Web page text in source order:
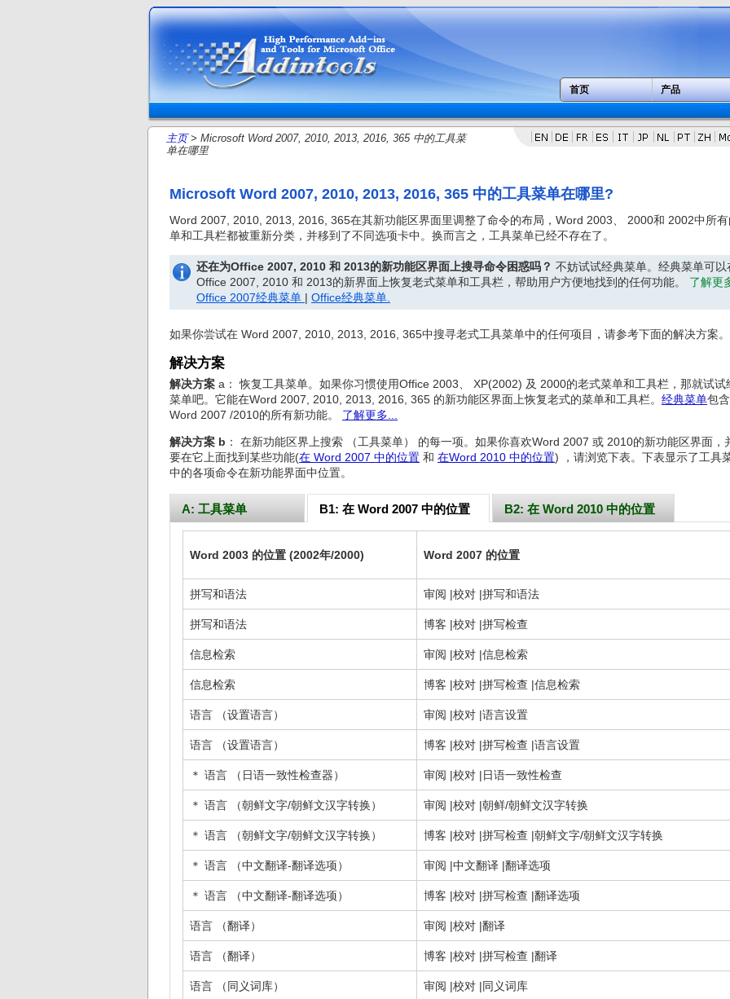
首页 产品
主页> Microsoft Word 2007, 2010, 2013, 2016, 365 中的工具菜
单在哪里
Microsoft Word 2007, 2010, 2013, 2016, 365 中的工具菜单在哪里?
Word 2007, 2010, 2013, 2016, 365在其新功能区界面里调整了命令的布局，Word 2003、 2000和 2002中所
单和工具栏都被重新分类，并移到了不同选项卡中。换而言之，工具菜单已经不存在了。
还在为Office 2007, 2010 和 2013的新功能区界面上搜寻命令困惑吗？ 不妨试试经典菜单。经典菜单可以
Office 2007, 2010 和 2013的新界面上恢复老式菜单和工具栏，帮助用户方便地找到的任何功能。 了解更
Office 2007经典菜单 | Office经典菜单.
如果你尝试在 Word 2007, 2010, 2013, 2016, 365中搜寻老式工具菜单中的任何项目，请参考下面的解决方案。
解决方案
解决方案 a： 恢复工具菜单。如果你习惯使用Office 2003、 XP(2002) 及 2000的老式菜单和工具栏，那就试试
菜单吧。它能在Word 2007, 2010, 2013, 2016, 365 的新功能区界面上恢复老式的菜单和工具栏。 经典菜单包
Word 2007 /2010的所有新功能。 了解更多...
解决方案 b ： 在新功能区界上搜索 （工具菜单） 的每一项。如果你喜欢Word 2007 或 2010的新功能区界面，
要在它上面找到某些功能(在 Word 2007 中的位置 和 在Word 2010 中的位置) ，请浏览下表。下表显示了工具
中的各项命令在新功能界面中位置。
A: 工具菜单 B1: 在 Word 2007 中的位置 B2: 在 Word 2010 中的位置
Word 2003 的位置 (2002年/2000) Word 2007 的位置
拼写和语法 审阅 |校对 |拼写和语法
拼写和语法 博客 |校对 |拼写检查
信息检索 审阅 |校对 |信息检索
信息检索 博客 |校对 |拼写检查 |信息检索
语言 （设置语言） 审阅 |校对 |语言设置
语言 （设置语言） 博客 |校对 |拼写检查 |语言设置
＊ 语言 （日语一致性检查器） 审阅 |校对 |日语一致性检查
＊ 语言 （朝鲜文字/朝鲜文汉字转换） 审阅 |校对 |朝鲜/朝鲜文汉字转换
＊ 语言 （朝鲜文字/朝鲜文汉字转换） 博客 |校对 |拼写检查 |朝鲜文字/朝鲜文汉字转换
＊ 语言 （中文翻译-翻译选项） 审阅 |中文翻译 |翻译选项
＊ 语言 （中文翻译-翻译选项） 博客 |校对 |拼写检查 |翻译选项
语言 （翻译） 审阅 |校对 |翻译
语言 （翻译） 博客 |校对 |拼写检查 |翻译
语言 （同义词库） 审阅 |校对 |同义词库